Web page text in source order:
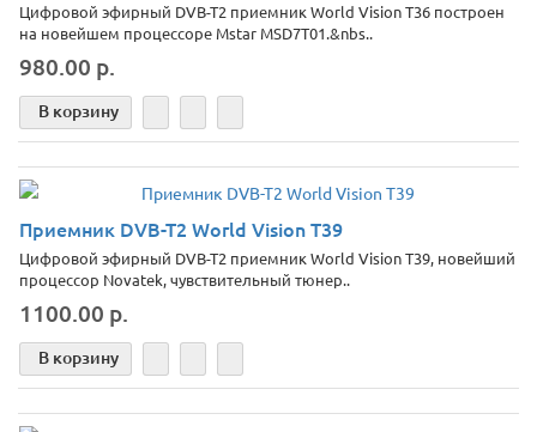
Цифровой эфирный DVB-T2 приемник World Vision T36 построен
на новейшем процессоре Mstar MSD7T01.&nbs..
980.00 р.
В корзину
Приемник DVB-T2 World Vision Т39
Цифровой эфирный DVB-T2 приемник World Vision T39, новейший
процессор Novatek, чувствительный тюнер..
1100.00 р.
В корзину